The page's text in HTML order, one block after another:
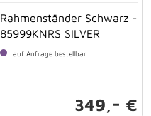
Rahmenständer Schwarz -
85999KNRS SILVER
auf Anfrage bestellbar
349,- €